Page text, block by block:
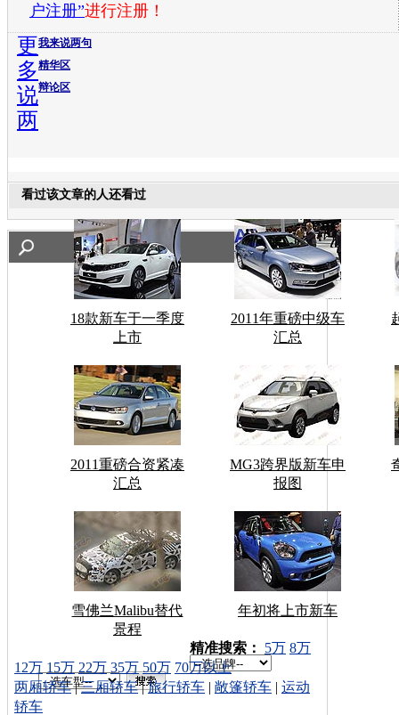
户注册”进行注册！
我来说两句
精华区
辩论区
更
多
说
两
看过该文章的人还看过
18款新车于一季度
上市
2011年重磅中级车
汇总
2011重磅合资紧凑
汇总
MG3跨界版新车申
报图
雪佛兰Malibu替代
景程
年初将上市新车
车型搜索：
精准搜索： 5万 8万
12万 15万 22万 35万 50万 70万以上
两厢轿车|三厢轿车|旅行轿车 | 敞篷轿车 | 运动
轿车